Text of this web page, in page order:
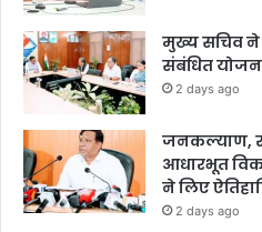
मुख्य सचिव ने
संबंधित
2 days ago
जनकल्याण,
आधारभूत
ने लिए
2 days ago